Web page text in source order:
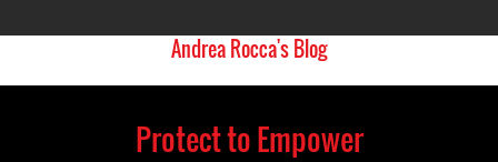
Andrea Rocca's Blog
Protect to Empower